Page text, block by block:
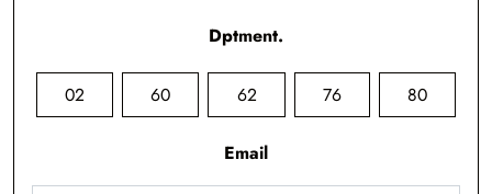
Dptment.
02 60 62 76 80
Email